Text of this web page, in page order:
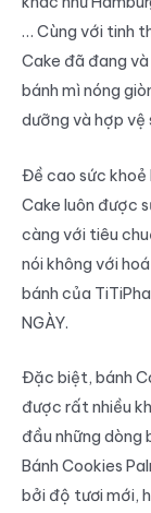
… Cùng với tinh
Cake đã đang
bánh mì nóng
dưỡng và hợp vệ
Đề cao sức khoẻ
Cake luôn được
càng với tiêu
nói không với
bánh của
NGÀY.
Đặc biệt, bánh
được rất nhiều
đầu những dòng
Bánh Cookies
bởi độ tươi mới,